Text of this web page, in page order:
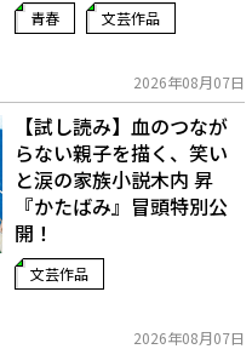
青春 文芸作品
2026年08月07日
【試し読み】血のつなが
らない親子を描く、笑い
と涙の家族小説――木内 昇
『かたばみ』冒頭特別公
開！
文芸作品
2026年08月07日